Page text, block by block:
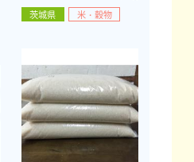
茨城県 米・穀物